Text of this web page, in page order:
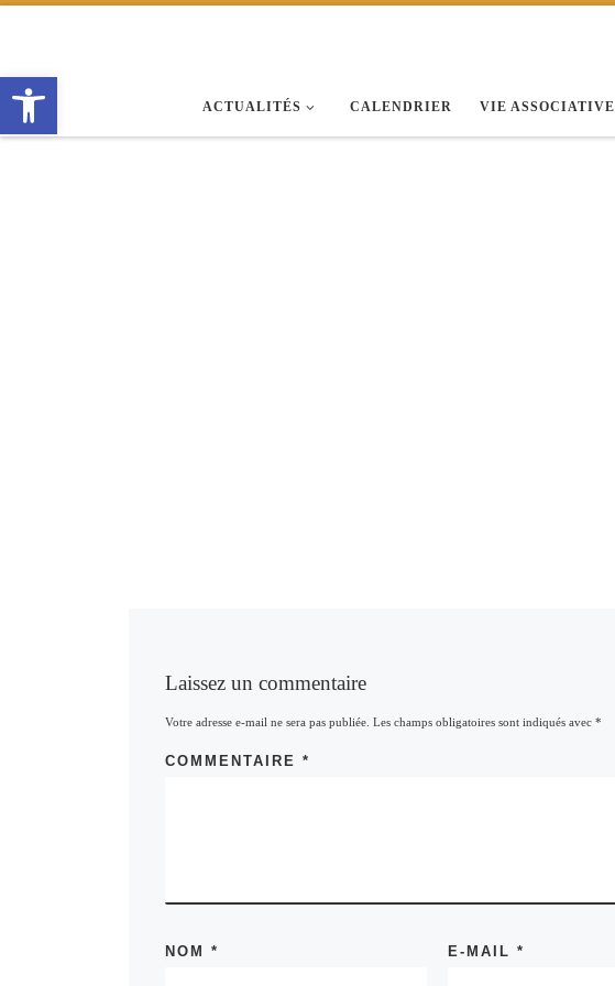
ACTUALITÉS CALENDRIER VIE ASSOCIATIVE
Laissez un commentaire
Votre adresse e-mail ne sera pas publiée. Les champs obligatoires sont indiqués avec *
COMMENTAIRE *
NOM * E-MAIL*
Ouvrir la barre d’outils